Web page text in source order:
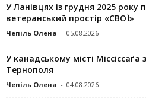
У Ланівцях із грудня 2025
ветеранський простір «СВОЇ»
Чепіль Олена - 05.08.2026
У канадському місті Міссіссаґа
Тернополя
Чепіль Олена - 04.08.2026